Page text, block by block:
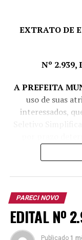
Nem Covid tira
NÃO PERCA
Cultura alemã é
EXTRATO DE
Nº 2.939,
A PREFEITA
uso de suas
interessados,
interesse
Cargo
PARECI NOVO
EDITAL Nº
Publicado 1